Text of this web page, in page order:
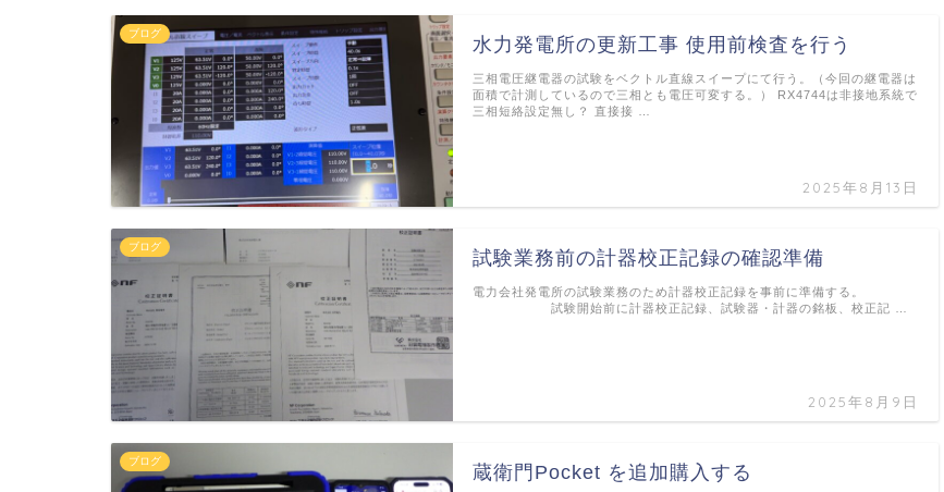
ブログ
水力発電所の更新工事 使用前検査を行う
2025年8月13日
三相電圧継電器の試験をベクトル直線スイープにて行う。（今回の継電器は
面積で計測しているので三相とも電圧可変する。） RX4744は非接地系統で
三相短絡設定無し？ 直接接 …
ブログ
試験業務前の計器校正記録の確認準備
2025年8月9日
電力会社発電所の試験業務のため計器校正記録を事前に準備する。
試験開始前に計器校正記録、試験器・計器の銘板、校正記 …
ブログ
蔵衛門Pocket を追加購入する